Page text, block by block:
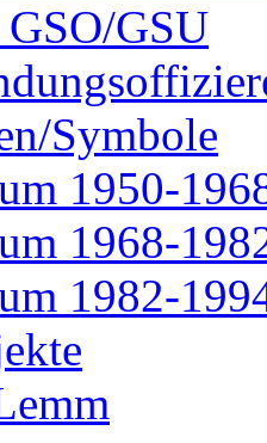
GSU
Symbole
1950-
1968-
1982-